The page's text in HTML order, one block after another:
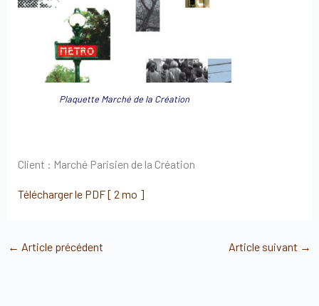
Plaquette Marché de la Création
Client : Marché Parisien de la Création
Télécharger le PDF [ 2 mo ]
← Article précédent Article suivant →